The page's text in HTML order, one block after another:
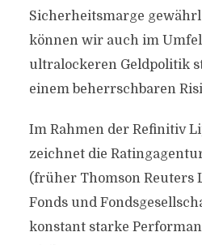
Sicherheitsmarge
können wir auch im
ultralockeren Geldpolitik
einem beherrschbaren
Im Rahmen der Refinitiv
zeichnet die
(früher Thomson Reuters
Fonds und
konstant starke